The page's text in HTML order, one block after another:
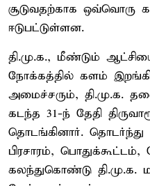
சூடுவதற்காக ஒவ்வொரு
ஈடுபட்டுள்ளன.
தி.மு.க., மீண்டும்
நோக்கத்தில் களம்
அமைச்சரும், தி.மு.க.
கடந்த 31-ந் தேதி
தொடங்கினார்.
பிரசாரம்,
கலந்துகொண்டு தி.மு.க.